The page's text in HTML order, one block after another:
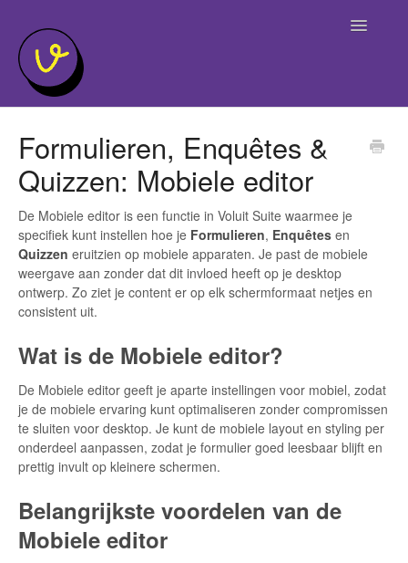
Toggle
Formulieren, Enquêtes &
Quizzen: Mobiele editor
De Mobiele editor is een functie in Voluit Suite waarmee je
specifiek kunt instellen hoe je Formulieren, Enquêtes en
Quizzen eruitzien op mobiele apparaten. Je past de mobiele
weergave aan zonder dat dit invloed heeft op je desktop
ontwerp. Zo ziet je content er op elk schermformaat netjes en
consistent uit.
Wat is de Mobiele editor?
De Mobiele editor geeft je aparte instellingen voor mobiel, zodat
je de mobiele ervaring kunt optimaliseren zonder compromissen
te sluiten voor desktop. Je kunt de mobiele layout en styling per
onderdeel aanpassen, zodat je formulier goed leesbaar blijft en
prettig invult op kleinere schermen.
Belangrijkste voordelen van de
Mobiele editor